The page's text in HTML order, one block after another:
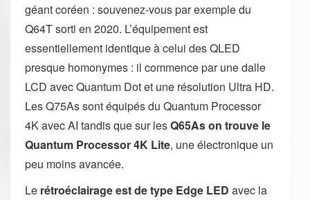
géant coréen : souvenez-vous par exemple du
Q64T sorti en 2020. L’équipement est
essentiellement identique à celui des QLED
presque homonymes : il commence par une dalle
LCD avec Quantum Dot et une résolution Ultra HD.
Les Q75As sont équipés du Quantum Processor
4K avec AI tandis que sur lesQ65As on trouve le
Quantum Processor 4K Lite, une électronique un
peu moins avancée.
Le rétroéclairage est de type Edge LED avec la